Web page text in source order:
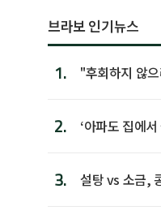
브라보 인기뉴스
1.
"후회하지 않
2.
‘아파도 집에
3. 설탕 vs 소금,